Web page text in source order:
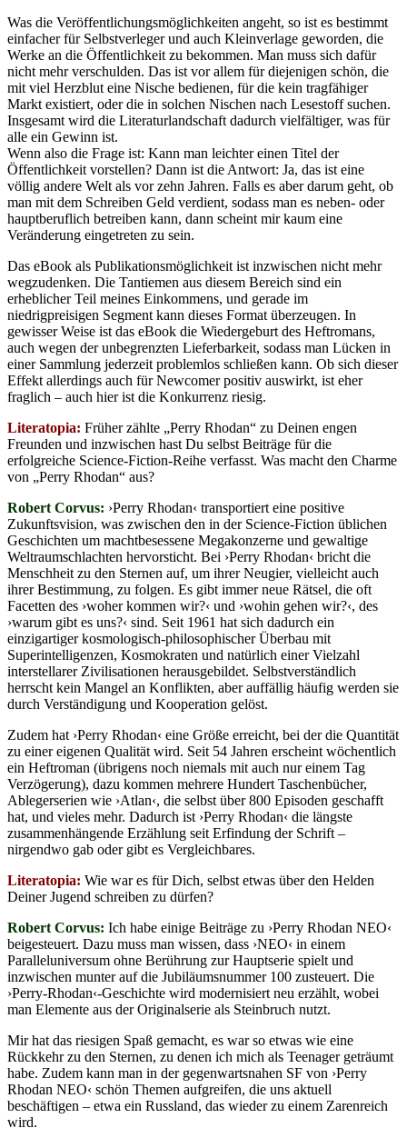
Was die Veröffentlichungsmöglichkeiten angeht, so ist es bestimmt
einfacher für Selbstverleger und auch Kleinverlage geworden, die
Werke an die Öffentlichkeit zu bekommen. Man muss sich dafür
nicht mehr verschulden. Das ist vor allem für diejenigen schön, die
mit viel Herzblut eine Nische bedienen, für die kein tragfähiger
Markt existiert, oder die in solchen Nischen nach Lesestoff suchen.
Insgesamt wird die Literaturlandschaft dadurch vielfältiger, was für
alle ein Gewinn ist.
Wenn also die Frage ist: Kann man leichter einen Titel der
Öffentlichkeit vorstellen? Dann ist die Antwort: Ja, das ist eine
völlig andere Welt als vor zehn Jahren. Falls es aber darum geht, ob
man mit dem Schreiben Geld verdient, sodass man es neben- oder
hauptberuflich betreiben kann, dann scheint mir kaum eine
Veränderung eingetreten zu sein.
Das eBook als Publikationsmöglichkeit ist inzwischen nicht mehr
wegzudenken. Die Tantiemen aus diesem Bereich sind ein
erheblicher Teil meines Einkommens, und gerade im
niedrigpreisigen Segment kann dieses Format überzeugen. In
gewisser Weise ist das eBook die Wiedergeburt des Heftromans,
auch wegen der unbegrenzten Lieferbarkeit, sodass man Lücken in
einer Sammlung jederzeit problemlos schließen kann. Ob sich dieser
Effekt allerdings auch für Newcomer positiv auswirkt, ist eher
fraglich – auch hier ist die Konkurrenz riesig.
Literatopia: Früher zählte „Perry Rhodan“ zu Deinen engen
Freunden und inzwischen hast Du selbst Beiträge für die
erfolgreiche Science-Fiction-Reihe verfasst. Was macht den Charme
von „Perry Rhodan“ aus?
Robert Corvus: ›Perry Rhodan‹ transportiert eine positive
Zukunftsvision, was zwischen den in der Science-Fiction üblichen
Geschichten um machtbesessene Megakonzerne und gewaltige
Weltraumschlachten hervorsticht. Bei ›Perry Rhodan‹ bricht die
Menschheit zu den Sternen auf, um ihrer Neugier, vielleicht auch
ihrer Bestimmung, zu folgen. Es gibt immer neue Rätsel, die oft
Facetten des ›woher kommen wir?‹ und ›wohin gehen wir?‹, des
›warum gibt es uns?‹ sind. Seit 1961 hat sich dadurch ein
einzigartiger kosmologisch-philosophischer Überbau mit
Superintelligenzen, Kosmokraten und natürlich einer Vielzahl
interstellarer Zivilisationen herausgebildet. Selbstverständlich
herrscht kein Mangel an Konflikten, aber auffällig häufig werden sie
durch Verständigung und Kooperation gelöst.
Zudem hat ›Perry Rhodan‹ eine Größe erreicht, bei der die Quantität
zu einer eigenen Qualität wird. Seit 54 Jahren erscheint wöchentlich
ein Heftroman (übrigens noch niemals mit auch nur einem Tag
Verzögerung), dazu kommen mehrere Hundert Taschenbücher,
Ablegerserien wie ›Atlan‹, die selbst über 800 Episoden geschafft
hat, und vieles mehr. Dadurch ist ›Perry Rhodan‹ die längste
zusammenhängende Erzählung seit Erfindung der Schrift –
nirgendwo gab oder gibt es Vergleichbares.
Literatopia: Wie war es für Dich, selbst etwas über den Helden
Deiner Jugend schreiben zu dürfen?
Robert Corvus: Ich habe einige Beiträge zu ›Perry Rhodan NEO‹
beigesteuert. Dazu muss man wissen, dass ›NEO‹ in einem
Paralleluniversum ohne Berührung zur Hauptserie spielt und
inzwischen munter auf die Jubiläumsnummer 100 zusteuert. Die
›Perry-Rhodan‹-Geschichte wird modernisiert neu erzählt, wobei
man Elemente aus der Originalserie als Steinbruch nutzt.
Mir hat das riesigen Spaß gemacht, es war so etwas wie eine
Rückkehr zu den Sternen, zu denen ich mich als Teenager geträumt
habe. Zudem kann man in der gegenwartsnahen SF von ›Perry
Rhodan NEO‹ schön Themen aufgreifen, die uns aktuell
beschäftigen – etwa ein Russland, das wieder zu einem Zarenreich
wird.